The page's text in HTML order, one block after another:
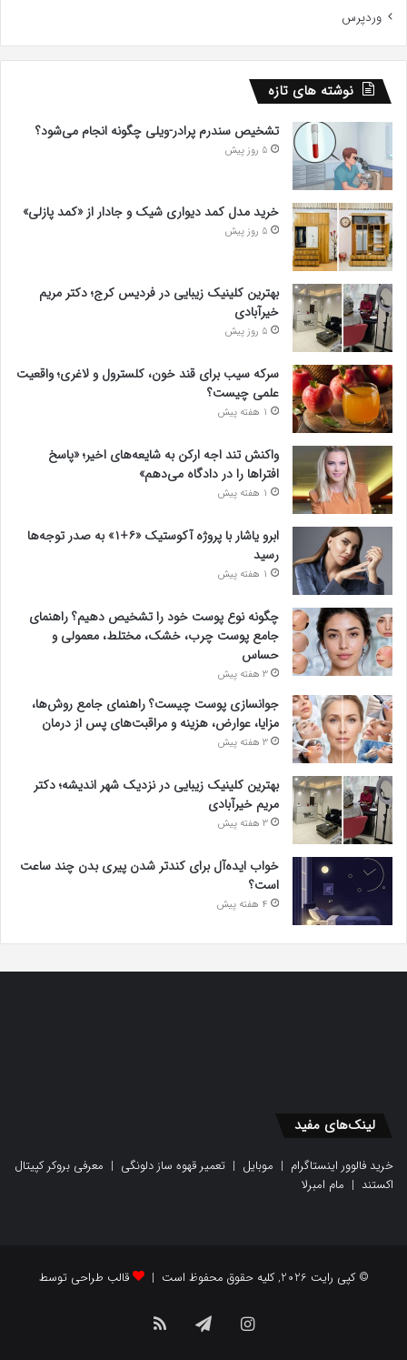
وردپرس
نوشته های تازه
تشخیص سندرم پرادر-ویلی چگونه انجام می‌شود؟
5 روز پیش
خرید مدل کمد دیواری شیک و جادار از «کمد پازلی»
5 روز پیش
بهترین کلینیک زیبایی در فردیس کرج؛ دکتر مریم
خیرآبادی
5 روز پیش
سرکه سیب برای قند خون، کلسترول و لاغری؛ واقعیت
علمی چیست؟
1 هفته پیش
واکنش تند اجه ارکن به شایعه‌های اخیر؛ «پاسخ
افتراها را در دادگاه می‌دهم»
1 هفته پیش
ابرو یاشار با پروژه آکوستیک «۶+۱» به صدر توجه‌ها
رسید
1 هفته پیش
چگونه نوع پوست خود را تشخیص دهیم؟ راهنمای
جامع پوست چرب، خشک، مختلط، معمولی و
حساس
3 هفته پیش
جوانسازی پوست چیست؟ راهنمای جامع روش‌ها،
مزایا، عوارض، هزینه و مراقبت‌های پس از درمان
3 هفته پیش
بهترین کلینیک زیبایی در نزدیک شهر اندیشه؛ دکتر
مریم خیرآبادی
3 هفته پیش
خواب ایده‌آل برای کندتر شدن پیری بدن چند ساعت
است؟
4 هفته پیش
لینک‌های مفید
خرید فالوور اینستاگرام | موبایل | تعمیر قهوه ساز دلونگی | معرفی بروکر کپیتال
اکستند | مام امبرلا
© کپی رایت 2026, کلیه حقوق محفوظ است | قالب طراحی توسط
اینستاگرامتلگرامخوراک